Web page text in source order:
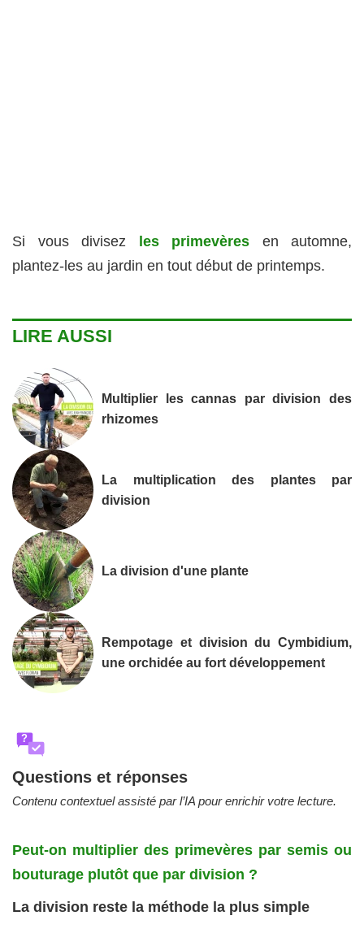
Si vous divisez les primevères en automne,
plantez-les au jardin en tout début de printemps.
LIRE AUSSI
Multiplier les cannas par division des
rhizomes
La multiplication des plantes par
division
La division d'une plante
Rempotage et division du Cymbidium,
une orchidée au fort développement
?
Questions et réponses
Contenu contextuel assisté par l’IA pour enrichir votre lecture.
Peut-on multiplier des primevères par semis ou
bouturage plutôt que par division ?
La division reste la méthode la plus simple